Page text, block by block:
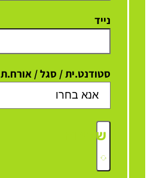
נייד
סטודנט.ית / סגל / אורח.ת
שליחה